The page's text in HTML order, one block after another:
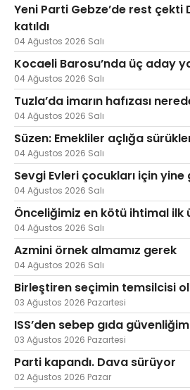
Yeni Parti Gebze’de rest çekti
katıldı
04 Ağustos 2026 Salı
Kocaeli Barosu’nda üç aday
04 Ağustos 2026 Salı
Tuzla’da imarın hafızası
04 Ağustos 2026 Salı
Süzen: Emekliler açlığa
04 Ağustos 2026 Salı
Sevgi Evleri çocukları için
04 Ağustos 2026 Salı
Önceliğimiz en kötü ihtimal ilk
04 Ağustos 2026 Salı
Azmini örnek almamız gerek
04 Ağustos 2026 Salı
Birleştiren seçimin temsilcisi
03 Ağustos 2026 Pazartesi
ISS’den sebep gıda
03 Ağustos 2026 Pazartesi
Parti kapandı. Dava sürüyor
02 Ağustos 2026 Pazar